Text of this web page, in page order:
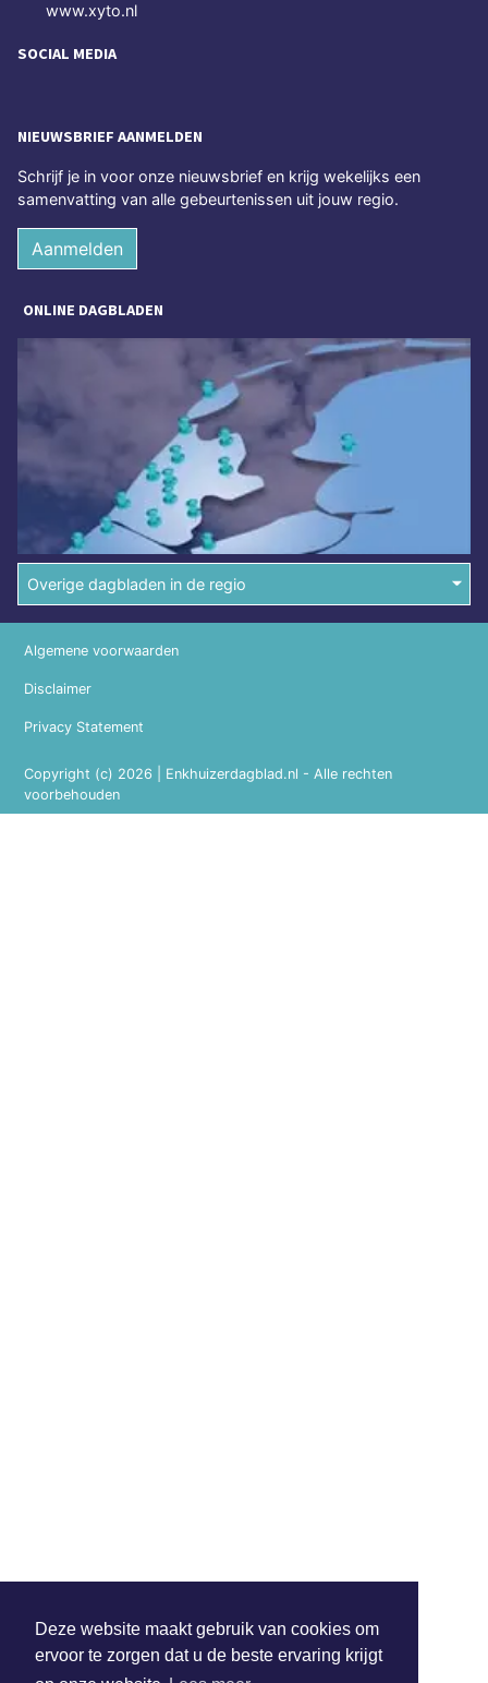
Deze website maakt gebruik van cookies om
ervoor te zorgen dat u de beste ervaring krijgt
www.xyto.nl
SOCIAL MEDIA
NIEUWSBRIEF AANMELDEN
Schrijf je in voor onze nieuwsbrief en krijg wekelijks een
samenvatting van alle gebeurtenissen uit jouw regio.
Aanmelden
ONLINE DAGBLADEN
Overige dagbladen in de regio
Copyright (c) 2026 | Enkhuizerdagblad.nl - Alle rechten
voorbehouden
Algemene voorwaarden
Disclaimer
Privacy Statement